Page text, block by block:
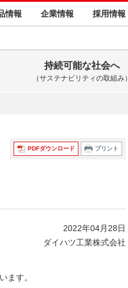
情報 企業情報 採用情報
持続可能な社会へ
（サステナビリティの取組み）
PDFダウンロード プリント
2022年04月28日
ダイハツ工業株式会社
ます。